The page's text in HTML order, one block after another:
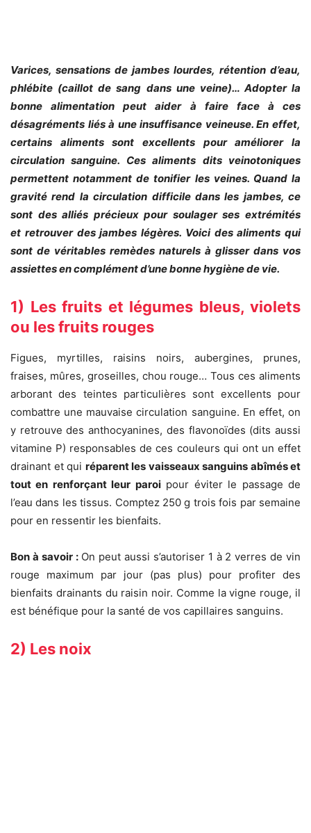
Varices, sensations de jambes lourdes, rétention d’eau,
phlébite (caillot de sang dans une veine)… Adopter la
bonne alimentation peut aider à faire face à ces
désagréments liés à une insuffisance veineuse. En effet,
certains aliments sont excellents pour améliorer la
circulation sanguine. Ces aliments dits veinotoniques
permettent notamment de tonifier les veines. Quand la
gravité rend la circulation difficile dans les jambes, ce
sont des alliés précieux pour soulager ses extrémités
et retrouver des jambes légères. Voici des aliments qui
sont de véritables remèdes naturels à glisser dans vos
assiettes en complément d’une bonne hygiène de vie.
1) Les fruits et légumes bleus, violets
ou les fruits rouges
Figues, myrtilles, raisins noirs, aubergines, prunes,
fraises, mûres, groseilles, chou rouge… Tous ces aliments
arborant des teintes particulières sont excellents pour
combattre une mauvaise circulation sanguine. En effet, on
y retrouve des anthocyanines, des flavonoïdes (dits aussi
vitamine P) responsables de ces couleurs qui ont un effet
drainant et qui réparent les vaisseaux sanguins abîmés et
tout en renforçant leur paroipour éviter le passage de
l’eau dans les tissus. Comptez 250 g trois fois par semaine
pour en ressentir les bienfaits.
Bon à savoir :On peut aussi s’autoriser 1 à 2 verres de vin
rouge maximum par jour (pas plus) pour profiter des
bienfaits drainants du raisin noir. Comme la vigne rouge, il
est bénéfique pour la santé de vos capillaires sanguins.
2) Les noix